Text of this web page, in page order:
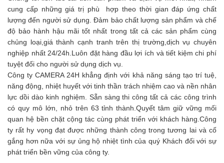
cung cấp những giá trị phù hợp theo thời gian đáp ứng chất
lượng đến người sử dụng. Đảm bảo chất lượng sản phẩm và chế
độ bảo hành hậu mãi tốt nhất trong tất cả các sản phẩm cùng
chủng loại,giá thành cạnh tranh trên thị trường,dịch vụ chuyên
nghiệp nhất 24/24h.Luôn đặt hàng đầu lợi ích và tiết kiệm chi phí
tuyệt đối cho người sử dụng dịch vụ.
Công ty CAMERA 24H khẳng định với khả năng sáng tạo trí tuệ,
năng động, nhiệt huyết với tinh thần trách nhiệm cao và nền nhân
lực dồi dào kinh nghiệm. Sẵn sàng thi công tất cả các công trình
có quy mô lớn, nhỏ trên 63 tỉnh thành.Quyết tâm giữ vững mối
quan hệ bền chặt cộng tác cùng phát triển với khách hàng.Công
ty rất hy vọng đạt được những thành công trong tương lai và cố
gắng hơn nữa với sự ủng hộ nhiệt tình của quý Khách đối với sự
phát triển bền vững của công ty.